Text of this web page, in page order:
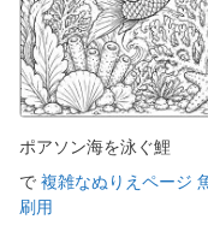
ポアソン海を泳ぐ鯉
で 複雑なぬりえページ
刷用